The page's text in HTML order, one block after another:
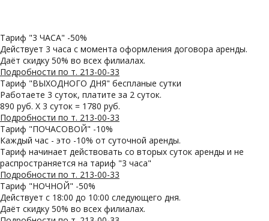
Тариф "3 ЧАСА" -50%
Действует 3 часа с момента оформления договора аренды.
Даёт скидку 50% во всех филиалах.
Подробности по т. 213-00-33
Тариф "ВЫХОДНОГО ДНЯ" беспланые сутки
Работаете 3 суток, платите за 2 суток.
890 руб. Х 3 суток = 1780 руб.
Подробности по т. 213-00-33
Тариф "ПОЧАСОВОЙ" -10%
Каждый час - это -10% от суточной аренды.
Тариф начинает действовать со вторых суток аренды и не
распространяется на тариф "3 часа"
Подробности по т. 213-00-33
Тариф "НОЧНОЙ" -50%
Действует с 18:00 до 10:00 следующего дня.
Даёт скидку 50% во всех филиалах.